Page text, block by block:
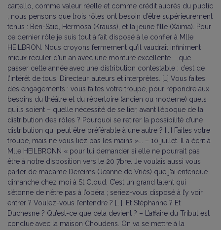
cartello, comme valeur réelle et comme crédit auprès du public
; nous pensons que trois rôles ont besoin d’être supérieurement
tenus : Ben-Saïd, Hermosa (Krauss), et la jeune fille (Xaïma). Pour
ce dernier rôle je suis tout à fait disposé à le confier à Mlle
HEILBRON. Nous croyons fermement qu’il vaudrait infiniment
mieux reculer d’un an avec une monture excellente – que
passer cette année avec une distribution contestable : c’est de
l’intérêt de tous, Directeur, auteurs et interprètes. […] Vous faites
des engagements : vous faites votre troupe, pour répondre aux
besoins du théâtre et du répertoire (ancien ou moderne) quels
qu’ils soient – quelle nécessité de se lier, avant l’époque de la
distribution des rôles ? Pourquoi se retirer la possibilité d’une
distribution qui peut être préférable à une autre ? [...] Faites votre
troupe, mais ne vous liez pas les mains »... – 10 juillet. Il a écrit à
Mlle HEILBRONN « pour lui demander si elle ne pourrait pas
être à notre disposition vers le 20 7bre. Je voulais aussi vous
parler de madame Dereims (Jeanne de Vriès) que j’ai entendue
dimanche chez moi à St Cloud. C’est un grand talent qui
s’étonne de n’être pas à l’opéra ; seriez-vous disposé à l’y voir
entrer ? Voulez-vous l’entendre ? [...]. Et Stéphanne ? Et
Duchesne ? Qu’est-ce que cela devient ? – L’affaire du Tribut est
conclue avec la maison Choudens. On va se mettre à la